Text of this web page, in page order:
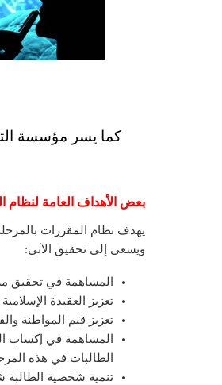
كما يسر مؤسسة
بعض الأهداف العامة لنظام
يهدف نظام المقررات بالمرحلة
ويسعى إلى تحقيق الآتي:
المساهمة في تحقيق
تعزيز العقيدة
تعزيز قيم المواطنة
المساهمة في إكساب
الطالبات في هذه
تنمية شخصية الطالبة